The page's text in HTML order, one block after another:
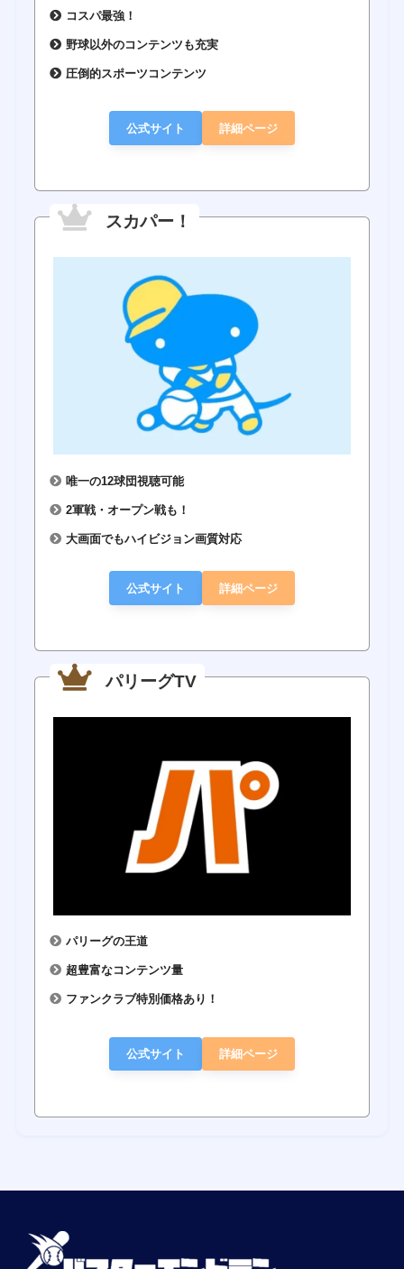
コスパ最強！
野球以外のコンテンツも充実
圧倒的スポーツコンテンツ
公式サイト 詳細ページ
スカパー！
唯一の12球団視聴可能
2軍戦・オープン戦も！
大画面でもハイビジョン画質対応
公式サイト 詳細ページ
パリーグTV
パリーグの王道
超豊富なコンテンツ量
ファンクラブ特別価格あり！
公式サイト 詳細ページ